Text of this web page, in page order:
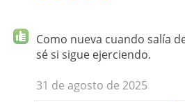
Como nueva cuando salía
sé si sigue ejerciendo.
31 de agosto de 2025